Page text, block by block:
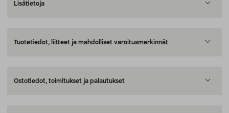
Lisätietoja
Tuotetiedot, liitteet ja mahdolliset varoitusmerkinnät
Ostotiedot, toimitukset ja palautukset